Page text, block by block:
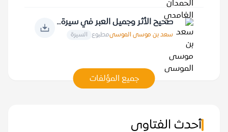
صحيح الأثر وجميل العبر في سيرة خير البشر
سعد بن موسى الموسىمطبوع السيرة
جميع المؤلفات
أحدث الفتاوى